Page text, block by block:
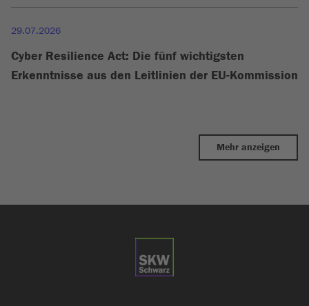
29.07.2026
Cyber Resilience Act: Die fünf wichtigsten
Erkenntnisse aus den Leitlinien der EU-Kommission
Mehr anzeigen